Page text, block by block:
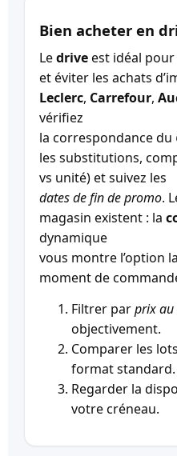
Bien acheter en
Ledriveest idéal
et éviter les achats
Leclerc, Carrefour,
vérifiez
la correspondance du
les substitutions,
vs unité) et suivez les
dates de fin de promo.
magasin existent : la
dynamique
vous montre l’option
moment de
Filtrer parprix au
objectivement.
Comparer les
format standard.
Regarder la
votre créneau.